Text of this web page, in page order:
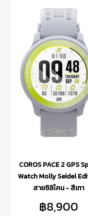
COROS PACE 2 GPS
Watch Molly Seidel
สายซิลิโคน - สีเทา
฿8,900